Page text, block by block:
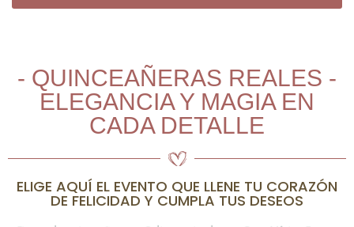
- QUINCEAÑERAS REALES -
ELEGANCIA Y MAGIA EN
CADA DETALLE
ELIGE AQUÍ EL EVENTO QUE LLENE TU CORAZÓN
DE FELICIDAD Y CUMPLA TUS DESEOS